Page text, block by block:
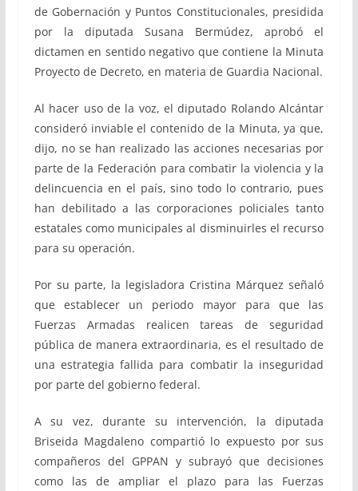
de Gobernación y Puntos Constitucionales, presidida
por la diputada Susana Bermúdez, aprobó el
dictamen en sentido negativo que contiene la Minuta
Proyecto de Decreto, en materia de Guardia Nacional.
Al hacer uso de la voz, el diputado Rolando Alcántar
consideró inviable el contenido de la Minuta, ya que,
dijo, no se han realizado las acciones necesarias por
parte de la Federación para combatir la violencia y la
delincuencia en el país, sino todo lo contrario, pues
han debilitado a las corporaciones policiales tanto
estatales como municipales al disminuirles el recurso
para su operación.
Por su parte, la legisladora Cristina Márquez señaló
que establecer un periodo mayor para que las
Fuerzas Armadas realicen tareas de seguridad
pública de manera extraordinaria, es el resultado de
una estrategia fallida para combatir la inseguridad
por parte del gobierno federal.
A su vez, durante su intervención, la diputada
Briseida Magdaleno compartió lo expuesto por sus
compañeros del GPPAN y subrayó que decisiones
como las de ampliar el plazo para las Fuerzas